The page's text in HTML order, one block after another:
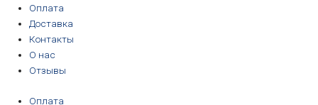
Перейти
содержимому
Оплата
Доставка
Контакты
О нас
Отзывы
Оплата
Количество
товара
Топор
"Лось",
"Волк"